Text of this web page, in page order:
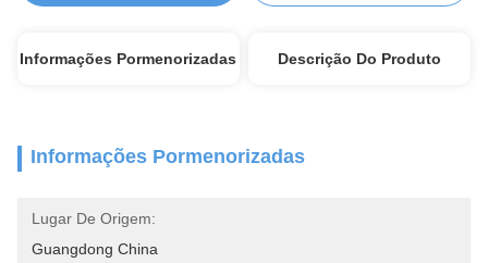
Informações Pormenorizadas Descrição Do Produto
Informações Pormenorizadas
Lugar De Origem:
Guangdong China